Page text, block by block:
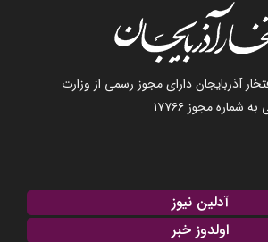
آذربایجان دارای مجوز رسمی از وزارت
مجوز ۱۷۷۶۶
آدلین نیوز
اولدوز خبر